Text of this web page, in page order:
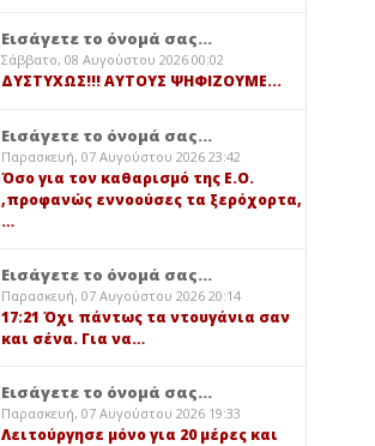
Εισάγετε το όνομά σας...
Σάββατο, 08 Αυγούστου 2026 00:02
ΔΥΣΤΥΧΩΣ!!! ΑΥΤΟΥΣ ΨΗΦΙΖΟΥΜΕ...
Εισάγετε το όνομά σας...
Παρασκευή, 07 Αυγούστου 2026 23:42
Όσο για τον καθαρισμό της Ε.Ο.
,προφανώς εννοούσες τα ξερόχορτα,
…
Εισάγετε το όνομά σας...
Παρασκευή, 07 Αυγούστου 2026 20:14
17:21 Όχι πάντως τα ντουγάνια σαν
και σένα. Για να…
Εισάγετε το όνομά σας...
Παρασκευή, 07 Αυγούστου 2026 19:33
Λειτούργησε μόνο για 20 μέρες και